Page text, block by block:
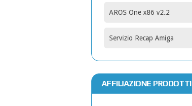
AROS One x86 v2.2
Servizio Recap Amiga
AFFILIAZIONE PRODOTTI